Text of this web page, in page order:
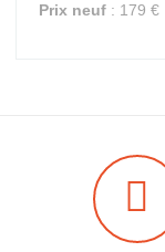
Prix neuf : 179 €
Utilisateur